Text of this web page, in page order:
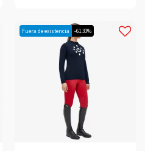
Fuera de existencia -61.33%